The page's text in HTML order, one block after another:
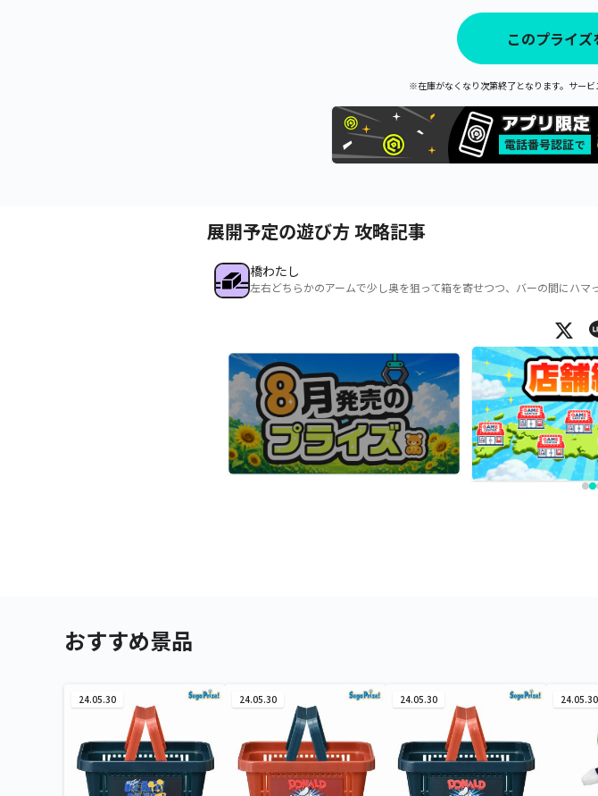
このプライ
※在庫がなくなり次第終了となります。サービ
展開予定の遊び方 攻略記事
橋わたし
左右どちらかのアームで少し奥を狙って箱を寄せつつ、バーの間にハ
X
おすすめ景品
24.05.30 24.05.30 24.05.30 24.05.30